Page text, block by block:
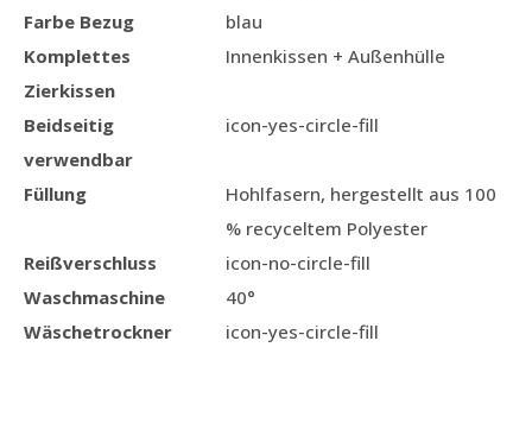
Farbe Bezug
blau
Komplettes
Zierkissen
Innenkissen + Außenhülle
Beidseitig
verwendbar
icon-yes-circle-fill
Füllung
Hohlfasern, hergestellt aus 100
% recyceltem Polyester
Reißverschluss
icon-no-circle-fill
Waschmaschine
40°
Wäschetrockner
icon-yes-circle-fill